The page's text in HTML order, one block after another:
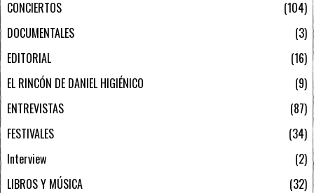
CONCIERTOS
104
DOCUMENTALES
3
EDITORIAL
16
EL RINCÓN DE DANIEL HIGIÉNICO
9
ENTREVISTAS
87
FESTIVALES
34
Interview
2
LIBROS Y MÚSICA
32